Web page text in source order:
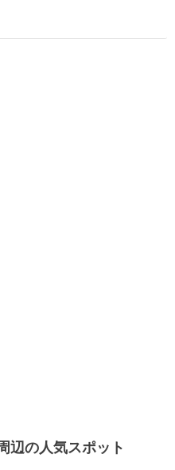
辺の人気スポット